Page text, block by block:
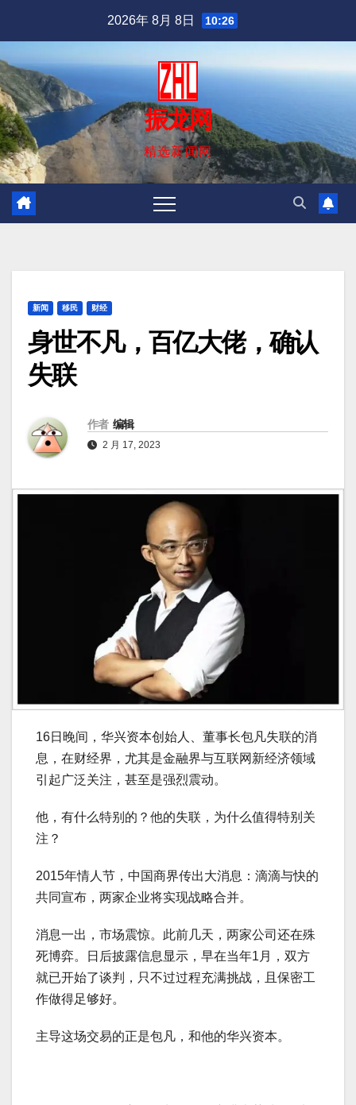
内
容
2026年 8月 8日 10:26
振龙网
精选新闻网
新闻 移民 财经
身世不凡，百亿大佬，确认
失联
作者 编辑
2 月 17, 2023
16日晚间，华兴资本创始人、董事长包凡失联的消
息，在财经界，尤其是金融界与互联网新经济领域
引起广泛关注，甚至是强烈震动。
他，有什么特别的？他的失联，为什么值得特别关
注？
2015年情人节，中国商界传出大消息：滴滴与快的
共同宣布，两家企业将实现战略合并。
消息一出，市场震惊。此前几天，两家公司还在殊
死博弈。日后披露信息显示，早在当年1月，双方
就已开始了谈判，只不过过程充满挑战，且保密工
作做得足够好。
主导这场交易的正是包凡，和他的华兴资本。